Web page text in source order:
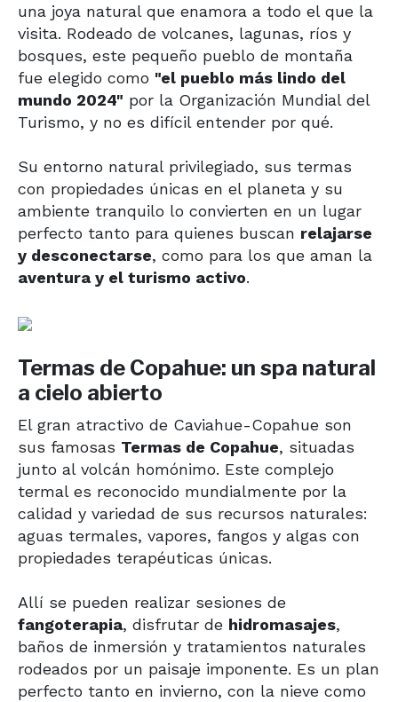
una joya natural que enamora a todo el que la
visita. Rodeado de volcanes, lagunas, ríos y
bosques, este pequeño pueblo de montaña
fue elegido como "el pueblo más lindo del
mundo 2024" por la Organización Mundial del
Turismo, y no es difícil entender por qué.
Su entorno natural privilegiado, sus termas
con propiedades únicas en el planeta y su
ambiente tranquilo lo convierten en un lugar
perfecto tanto para quienes buscan relajarse
y desconectarse, como para los que aman la
aventura y el turismo activo.
Termas de Copahue: un spa natural
a cielo abierto
El gran atractivo de Caviahue-Copahue son
sus famosas Termas de Copahue, situadas
junto al volcán homónimo. Este complejo
termal es reconocido mundialmente por la
calidad y variedad de sus recursos naturales:
aguas termales, vapores, fangos y algas con
propiedades terapéuticas únicas.
Allí se pueden realizar sesiones de
fangoterapia, disfrutar de hidromasajes,
baños de inmersión y tratamientos naturales
rodeados por un paisaje imponente. Es un plan
perfecto tanto en invierno, con la nieve como